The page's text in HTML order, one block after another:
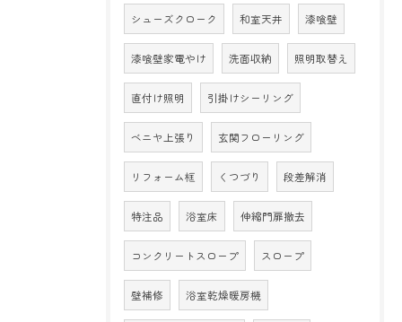
シューズクローク 和室天井 漆喰壁
漆喰壁家電やけ 洗面収納 照明取替え
直付け照明 引掛けシーリング
ベニヤ上張り 玄関フローリング
リフォーム框 くつづり 段差解消
特注品 浴室床 伸縮門扉撤去
コンクリートスロープ スロープ
壁補修 浴室乾燥暖房機